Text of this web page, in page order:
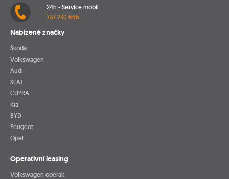
24h - Service mobil
737 230 666
Nabízené značky
Škoda
Volkswagen
Audi
SEAT
CUPRA
Kia
BYD
Peugeot
Opel
Operativní leasing
Volkswagen operák